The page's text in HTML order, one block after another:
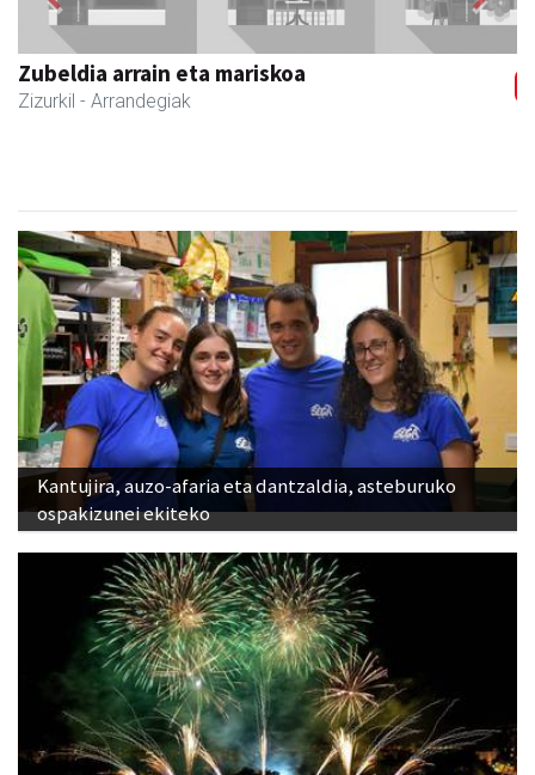
Joxean harategia
Zizurkil - Harategiak
Previous Next
Kantujira, auzo-afaria eta dantzaldia, asteburuko
ospakizunei ekiteko